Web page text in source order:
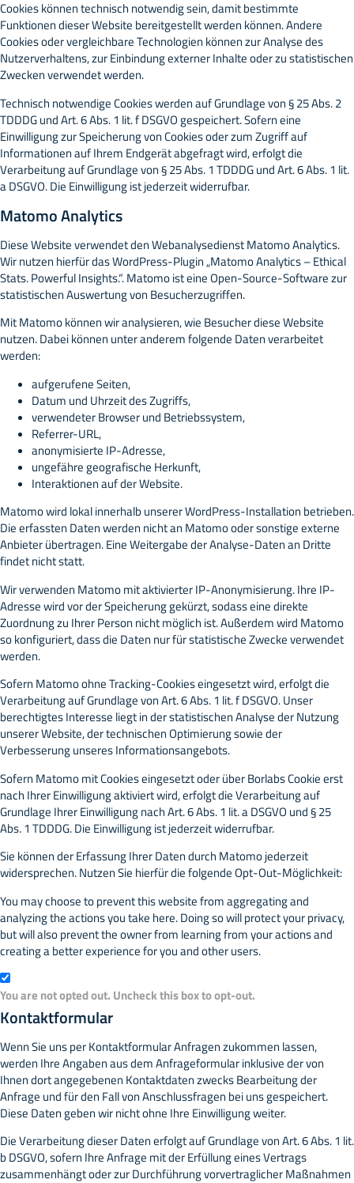
Cookies können technisch notwendig sein, damit bestimmte
Funktionen dieser Website bereitgestellt werden können. Andere
Cookies oder vergleichbare Technologien können zur Analyse des
Nutzerverhaltens, zur Einbindung externer Inhalte oder zu statistischen
Zwecken verwendet werden.
Technisch notwendige Cookies werden auf Grundlage von § 25 Abs. 2
TDDDG und Art. 6 Abs. 1 lit. f DSGVO gespeichert. Sofern eine
Einwilligung zur Speicherung von Cookies oder zum Zugriff auf
Informationen auf Ihrem Endgerät abgefragt wird, erfolgt die
Verarbeitung auf Grundlage von § 25 Abs. 1 TDDDG und Art. 6 Abs. 1 lit.
a DSGVO. Die Einwilligung ist jederzeit widerrufbar.
Matomo Analytics
Diese Website verwendet den Webanalysedienst Matomo Analytics.
Wir nutzen hierfür das WordPress-Plugin „Matomo Analytics – Ethical
Stats. Powerful Insights.“. Matomo ist eine Open-Source-Software zur
statistischen Auswertung von Besucherzugriffen.
Mit Matomo können wir analysieren, wie Besucher diese Website
nutzen. Dabei können unter anderem folgende Daten verarbeitet
werden:
aufgerufene Seiten,
Datum und Uhrzeit des Zugriffs,
verwendeter Browser und Betriebssystem,
Referrer-URL,
anonymisierte IP-Adresse,
ungefähre geografische Herkunft,
Interaktionen auf der Website.
Matomo wird lokal innerhalb unserer WordPress-Installation betrieben.
Die erfassten Daten werden nicht an Matomo oder sonstige externe
Anbieter übertragen. Eine Weitergabe der Analyse-Daten an Dritte
findet nicht statt.
Wir verwenden Matomo mit aktivierter IP-Anonymisierung. Ihre IP-
Adresse wird vor der Speicherung gekürzt, sodass eine direkte
Zuordnung zu Ihrer Person nicht möglich ist. Außerdem wird Matomo
so konfiguriert, dass die Daten nur für statistische Zwecke verwendet
werden.
Sofern Matomo ohne Tracking-Cookies eingesetzt wird, erfolgt die
Verarbeitung auf Grundlage von Art. 6 Abs. 1 lit. f DSGVO. Unser
berechtigtes Interesse liegt in der statistischen Analyse der Nutzung
unserer Website, der technischen Optimierung sowie der
Verbesserung unseres Informationsangebots.
Sofern Matomo mit Cookies eingesetzt oder über Borlabs Cookie erst
nach Ihrer Einwilligung aktiviert wird, erfolgt die Verarbeitung auf
Grundlage Ihrer Einwilligung nach Art. 6 Abs. 1 lit. a DSGVO und § 25
Abs. 1 TDDDG. Die Einwilligung ist jederzeit widerrufbar.
Sie können der Erfassung Ihrer Daten durch Matomo jederzeit
widersprechen. Nutzen Sie hierfür die folgende Opt-Out-Möglichkeit:
You may choose to prevent this website from aggregating and
analyzing the actions you take here. Doing so will protect your privacy,
but will also prevent the owner from learning from your actions and
creating a better experience for you and other users.
You are not opted out. Uncheck this box to opt-out.
Kontaktformular
Wenn Sie uns per Kontaktformular Anfragen zukommen lassen,
werden Ihre Angaben aus dem Anfrageformular inklusive der von
Ihnen dort angegebenen Kontaktdaten zwecks Bearbeitung der
Anfrage und für den Fall von Anschlussfragen bei uns gespeichert.
Diese Daten geben wir nicht ohne Ihre Einwilligung weiter.
Die Verarbeitung dieser Daten erfolgt auf Grundlage von Art. 6 Abs. 1 lit.
b DSGVO, sofern Ihre Anfrage mit der Erfüllung eines Vertrags
zusammenhängt oder zur Durchführung vorvertraglicher Maßnahmen